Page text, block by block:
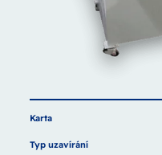
Karta
Typ uzavírání